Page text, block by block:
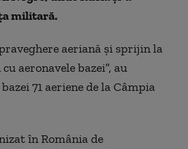
militară.
aeriană și sprijin la
aeronavele bazei”, au
71 aeriene de la Câmpia
în România de